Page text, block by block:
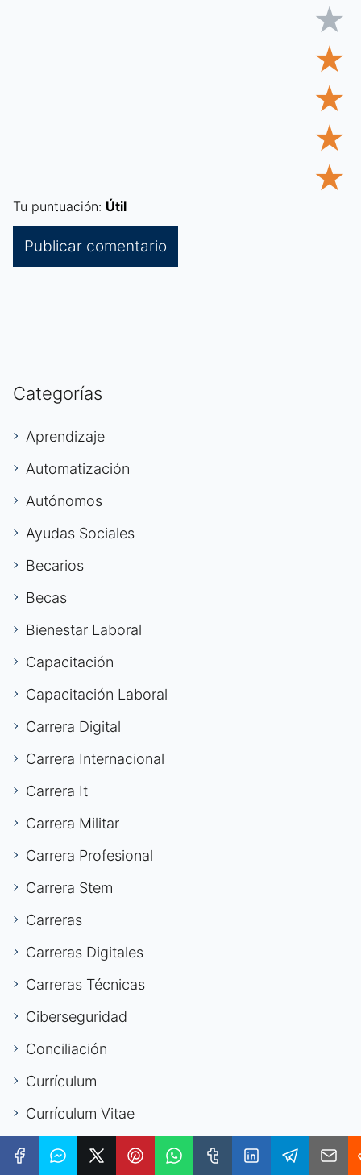
★
★
★
★
★
Tu puntuación: Útil
Categorías
Aprendizaje
Automatización
Autónomos
Ayudas Sociales
Becarios
Becas
Bienestar Laboral
Capacitación
Capacitación Laboral
Carrera Digital
Carrera Internacional
Carrera It
Carrera Militar
Carrera Profesional
Carrera Stem
Carreras
Carreras Digitales
Carreras Técnicas
Ciberseguridad
Conciliación
Currículum
Currículum Vitae
Derecho Laboral